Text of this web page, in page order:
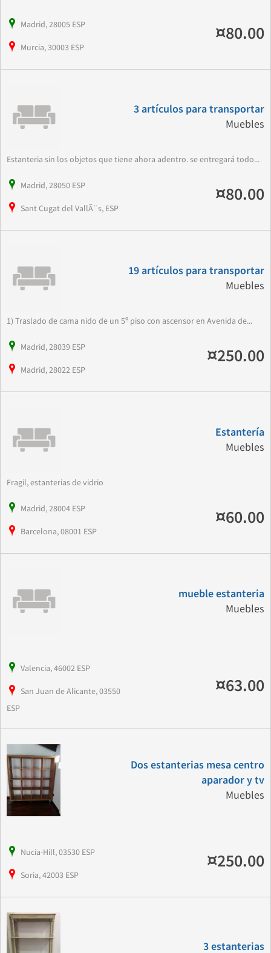
Madrid, 28005 ESP
Murcia, 30003 ESP
¤80.00
3 artículos para transportar
Muebles
Estanteria sin los objetos que tiene ahora adentro. se entregará todo...
Madrid, 28050 ESP
Sant Cugat del VallÃ¨s, ESP
¤80.00
19 artículos para transportar
Muebles
1) Traslado de cama nido de un 5º piso con ascensor en Avenida de...
Madrid, 28039 ESP
Madrid, 28022 ESP
¤250.00
Estantería
Muebles
Fragil, estanterias de vidrio
Madrid, 28004 ESP
Barcelona, 08001 ESP
¤60.00
mueble estanteria
Muebles
Valencia, 46002 ESP
San Juan de Alicante, 03550
ESP
¤63.00
Dos estanterias mesa centro
aparador y tv
Muebles
Nucia-Hill, 03530 ESP
Soria, 42003 ESP
¤250.00
3 estanterias